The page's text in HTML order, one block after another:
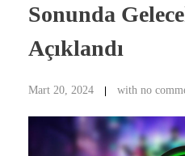
Sonunda
Açıklandı
Mart 20, 2024 with no